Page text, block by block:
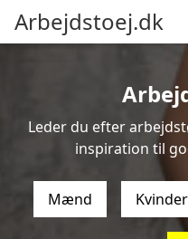
Arbejdstoej.dk
Leder du efter
inspiration til
Mænd Kvinder